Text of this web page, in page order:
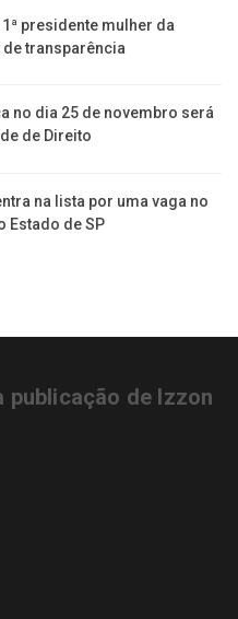
presidente mulher da
de transparência
no dia 25 de novembro será
de Direito
na lista por uma vaga no
Estado de SP
publicação de Izzon